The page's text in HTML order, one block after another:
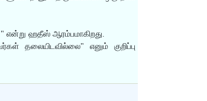
என்று ஹதீஸ் ஆரம்பமாகிறது.
எனும் குறிப்பு